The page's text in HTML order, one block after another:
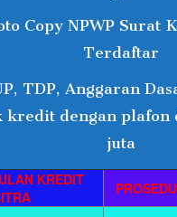
Copy NPWP Surat
Terdaftar
TDP, Anggaran
kredit dengan plafon
juta
KREDIT